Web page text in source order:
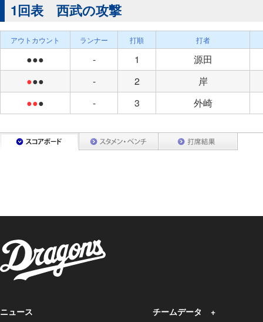
1回表 西武の攻撃
アウトカウント ランナー 打順 打者
●●● - 1
源田
●●● - 2
岸
●●● - 3 外崎
ニュース
チームデータ